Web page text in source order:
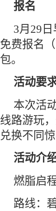
报名
3月29
免费报名
包。
活动要
本次活
线路游玩
兑换不同惊
活动介
燃脂启
路线：